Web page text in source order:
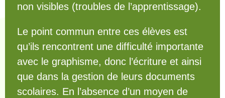
non visibles (troubles de l’apprentissage).
Le point commun entre ces élèves est
qu’ils rencontrent une difficulté importante
avec le graphisme, donc l’écriture et ainsi
que dans la gestion de leurs documents
scolaires. En l’absence d’un moyen de